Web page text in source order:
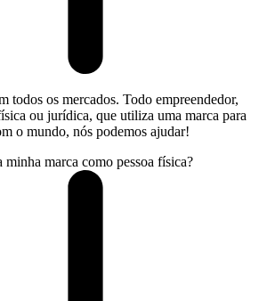
todos os mercados. Todo empreendedor,
ou jurídica, que utiliza uma marca para
o mundo, nós podemos ajudar!
minha marca como pessoa física?